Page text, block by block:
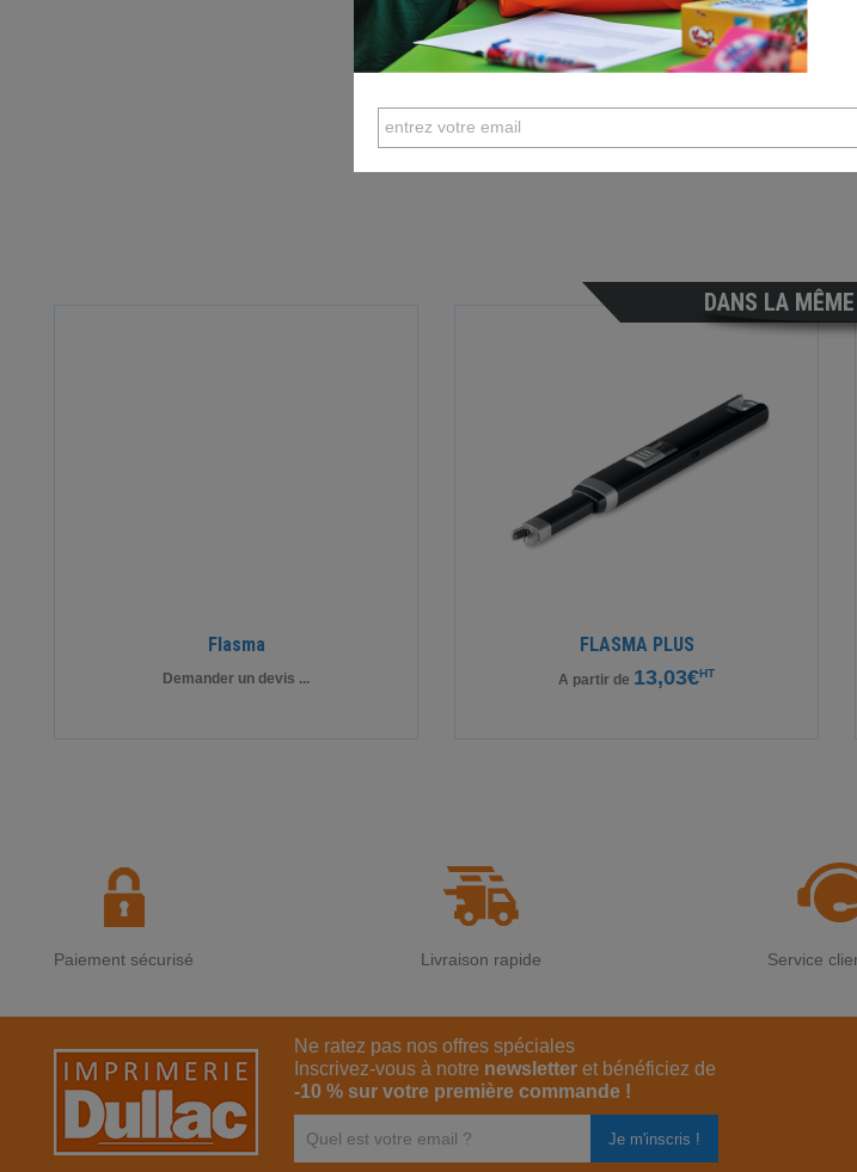
DANS LA
Flasma
Demander un devis ...
FLASMA PLUS
A partir de 13,03€HT
Paiement sécurisé Livraison rapide Service
Ne ratez pas nos offres spéciales
Inscrivez-vous à notre newsletter et bénéficiez de
-10 % sur votre première commande !